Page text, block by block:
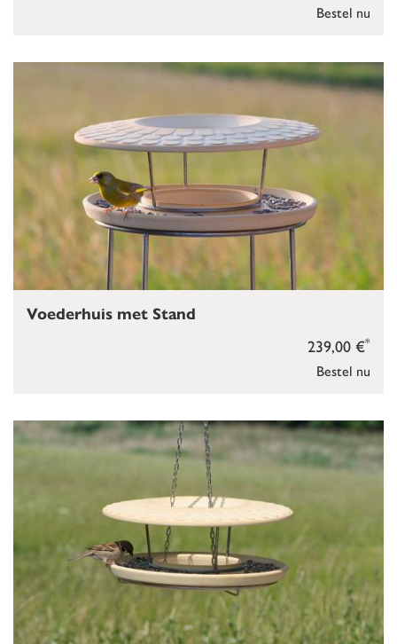
Bestel nu
Bestel nu
239,00 €*
Voederhuis met Stand